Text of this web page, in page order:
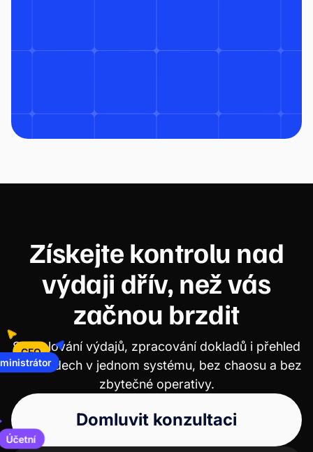
Získejte kontrolu nad
výdaji dřív, než vás
začnou brzdit
CFO
Schvalování výdajů, zpracování dokladů i přehled
o nákladech v jednom systému, bez chaosu a bez
zbytečné operativy.
Domluvit konzultaci